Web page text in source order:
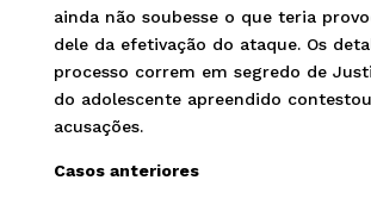
ainda não soubesse o que teria
dele da efetivação do ataque. Os
processo correm em segredo de
do adolescente apreendido
acusações.
Casos anteriores